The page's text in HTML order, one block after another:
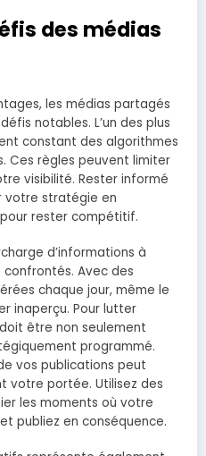
des médias
les médias partagés
notables. L’un des plus
constant des algorithmes
Ces règles peuvent limiter
visibilité. Rester informé
votre stratégie en
rester compétitif.
d’informations à
Avec des
chaque jour, même le
inaperçu. Pour lutter
être non seulement
programmé.
vos publications peut
votre portée. Utilisez des
les moments où votre
publiez en conséquence.